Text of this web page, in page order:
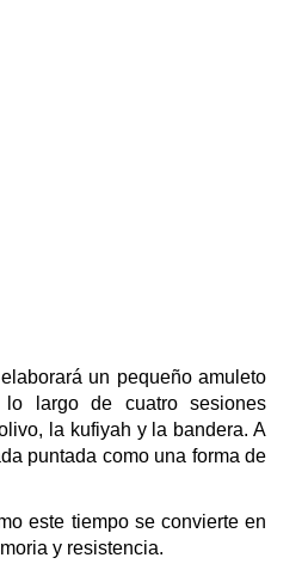
un pequeño amuleto
lo largo de cuatro sesiones
la kufiyah y la bandera. A
puntada como una forma de
este tiempo se convierte en
y resistencia.